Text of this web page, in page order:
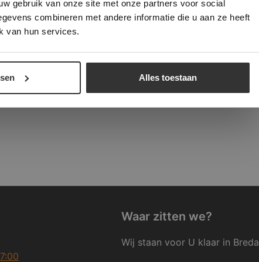
gebruik van onze site met onze partners voor social
combineren met andere informatie die u aan ze heeft
van hun services.
Alles toestaan
Waar zitten we?
Wij staan voor U klaar in Breda
ALLES AFWIJZEN